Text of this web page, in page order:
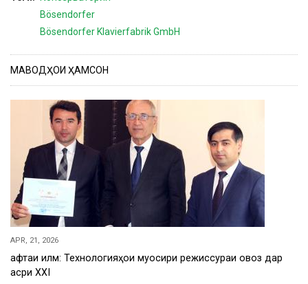
Bösendorfer
Bösendorfer Klavierfabrik GmbH
МАВОДҲОИ ҲАМСОН
APR, 21, 2026
Ҳафтаи илм: Технологияҳои муосири режиссураи овоз дар
асри XXI